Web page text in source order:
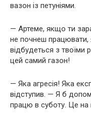
вазон із петуніями.
— Артеме, якщо ти
не почнеш працювати,
відбудеться з твоїми
цей самий газон!
— Яка агресія! Яка
відступив. — Я б
працю в суботу. Це на